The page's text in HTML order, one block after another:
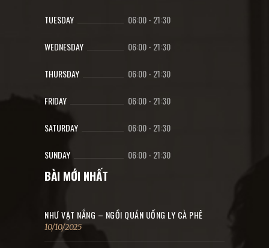
TUESDAY 06:00- 21:30
WEDNESDAY 06:00- 21:30
THURSDAY 06:00- 21:30
FRIDAY 06:00- 21:30
SATURDAY 06:00- 21:30
SUNDAY 06:00- 21:30
BÀI MỚI NHẤT
NHƯ VẠT NẮNG – NGỒI QUÁN UỐNG LY CÀ PHÊ
10/10/2025